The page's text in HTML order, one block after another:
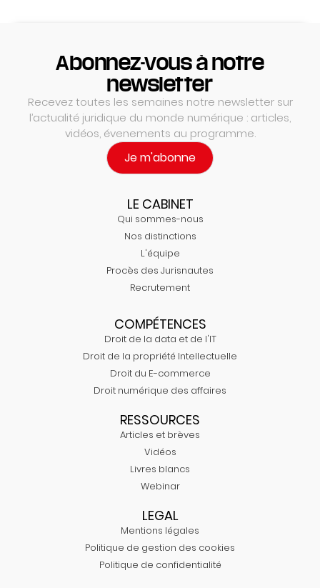
Abonnez-vous à notre
newsletter
Recevez toutes les semaines notre newsletter sur
l’actualité juridique du monde numérique : articles,
vidéos, évenements au programme.
Je m'abonne
LE CABINET
Qui sommes-nous
Nos distinctions
L'équipe
Procès des Jurisnautes
Recrutement
COMPÉTENCES
Droit de la data et de l'IT
Droit de la propriété Intellectuelle
Droit du E-commerce
Droit numérique des affaires
RESSOURCES
Articles et brèves
Vidéos
Livres blancs
Webinar
LEGAL
Mentions légales
Politique de gestion des cookies
Politique de confidentialité